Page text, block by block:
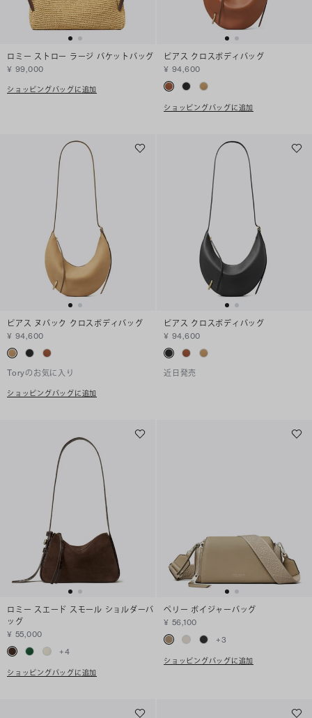
ロミー ストロー ラージ バケットバッグ
¥ 99,000
ショッピングバッグに追加
ピアス クロスボディバッグ
¥ 94,600
ショッピングバッグに追加
ピアス ヌバック クロスボディバッグ
¥ 94,600
Toryのお気に入り
ショッピングバッグに追加
ピアス クロスボディバッグ
¥ 94,600
近日発売
ロミー スエード スモール ショルダーバ
ッグ
¥ 55,000
+4
ショッピングバッグに追加
ペリー ボイジャーバッグ
¥ 56,100
+3
ショッピングバッグに追加